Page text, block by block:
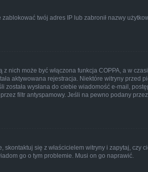
twój adres IP lub zabronił nazwy
może być włączona funkcja COPPA, a w
aktywowana rejestracja. Niektóre witryny przed
wysłana do ciebie wiadomość e-mail,
filtr antyspamowy. Jeśli na pewno podany
się z właścicielem witryny i zapytaj,
go o tym problemie. Musi on go naprawić.